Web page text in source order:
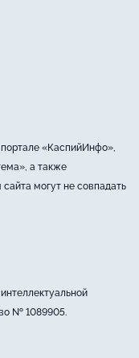
«КаспийИнфо»,
а также
могут не совпадать
№ 1089905.